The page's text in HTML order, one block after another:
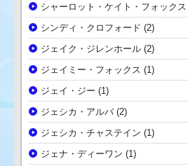
シャーロット・ケイト・フォックス
シンディ・クロフォード (2)
ジェイク・ジレンホール (2)
ジェイミー・フォックス (1)
ジェイ・ジー (1)
ジェシカ・アルバ(2)
ジェシカ・チャステイン (1)
ジェナ・ディーワン (1)